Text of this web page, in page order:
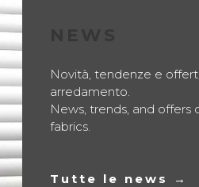
Novità, tendenze e
arredamento.
News, trends, and offers
fabrics.
Tutte le news →